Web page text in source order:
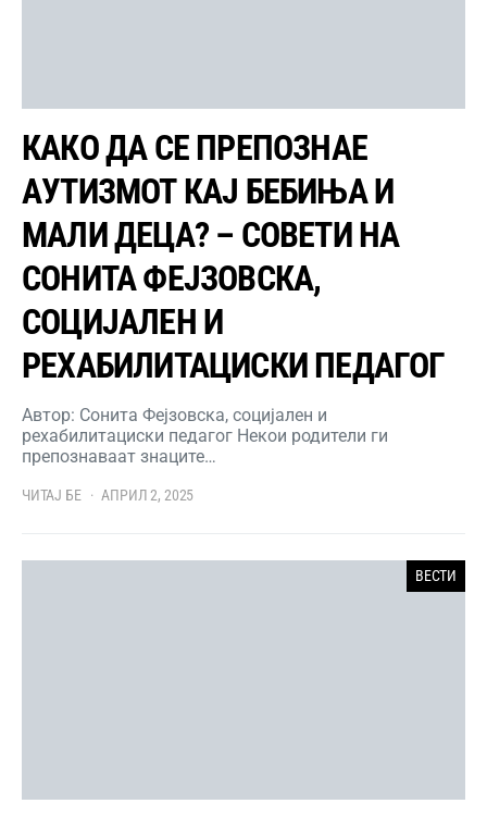
КАКО ДА СЕ ПРЕПОЗНАЕ
АУТИЗМОТ КАЈ БЕБИЊА И
МАЛИ ДЕЦА? – СОВЕТИ НА
СОНИТА ФЕЈЗОВСКА,
СОЦИЈАЛЕН И
РЕХАБИЛИТАЦИСКИ ПЕДАГОГ
Автор: Сонита Фејзовска, социјален и
рехабилитациски педагог Некои родители ги
препознаваат знаците…
ЧИТАЈ БЕ АПРИЛ 2, 2025
ВЕСТИ